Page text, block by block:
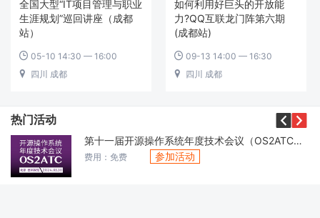
全国大型“IT项目管理与职业
生涯规划”巡回讲座（成都
站）
 05-10 14:30 — 16:00
 四川 成都
如何利用好巨头的开放能
力?QQ互联龙门阵第六期
(成都站)
 09-13 14:00 — 16:30
 四川 成都
热门活动 
第十一届开源操作系统年度技术会议（OS2ATC）2024
费用：免费 参加活动